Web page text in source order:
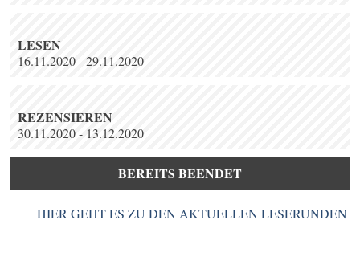
LESEN
16.11.2020 - 29.11.2020
REZENSIEREN
30.11.2020 - 13.12.2020
BEREITS BEENDET
HIER GEHT ES ZU DEN AKTUELLEN LESERUNDEN